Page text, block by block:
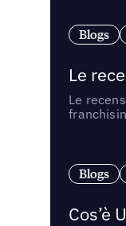
Blogs
Le
Le
Blogs
Cos’è